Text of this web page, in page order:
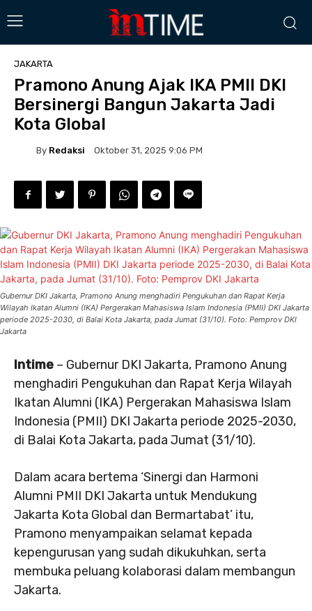
JAKARTA
Pramono Anung Ajak IKA PMII DKI
Bersinergi Bangun Jakarta Jadi
Kota Global
By Redaksi Oktober 31, 2025 9:06 PM
Gubernur DKI Jakarta, Pramono Anung menghadiri Pengukuhan dan Rapat Kerja
Wilayah Ikatan Alumni (IKA) Pergerakan Mahasiswa Islam Indonesia (PMII) DKI Jakarta
periode 2025-2030, di Balai Kota Jakarta, pada Jumat (31/10). Foto: Pemprov DKI
Jakarta
Intime – Gubernur DKI Jakarta, Pramono Anung
menghadiri Pengukuhan dan Rapat Kerja Wilayah
Ikatan Alumni (IKA) Pergerakan Mahasiswa Islam
Indonesia (PMII) DKI Jakarta periode 2025-2030,
di Balai Kota Jakarta, pada Jumat (31/10).
Dalam acara bertema ‘Sinergi dan Harmoni
Alumni PMII DKI Jakarta untuk Mendukung
Jakarta Kota Global dan Bermartabat’ itu,
Pramono menyampaikan selamat kepada
kepengurusan yang sudah dikukuhkan, serta
membuka peluang kolaborasi dalam membangun
Jakarta.